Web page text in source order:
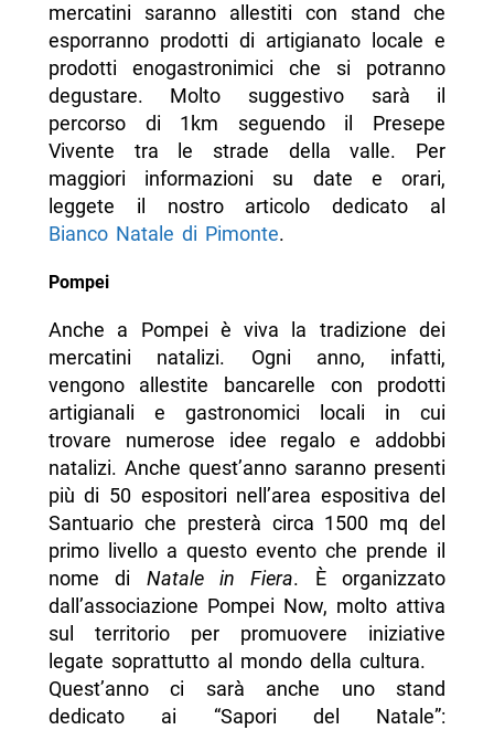
mercatini saranno allestiti con stand che
esporranno prodotti di artigianato locale e
prodotti enogastronimici che si potranno
degustare. Molto suggestivo sarà il
percorso di 1km seguendo il Presepe
Vivente tra le strade della valle. Per
maggiori informazioni su date e orari,
leggete il nostro articolo dedicato al
Bianco Natale di Pimonte.
Pompei
Anche a Pompei è viva la tradizione dei
mercatini natalizi. Ogni anno, infatti,
vengono allestite bancarelle con prodotti
artigianali e gastronomici locali in cui
trovare numerose idee regalo e addobbi
natalizi. Anche quest’anno saranno presenti
più di 50 espositori nell’area espositiva del
Santuario che presterà circa 1500 mq del
primo livello a questo evento che prende il
nome di Natale in Fiera. È organizzato
dall’associazione Pompei Now, molto attiva
sul territorio per promuovere iniziative
legate soprattutto al mondo della cultura.
Quest’anno ci sarà anche uno stand
dedicato ai “Sapori del Natale”: